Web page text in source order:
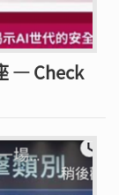
— Check